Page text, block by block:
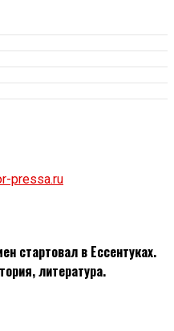
стартовал в Ессентуках.
литература.